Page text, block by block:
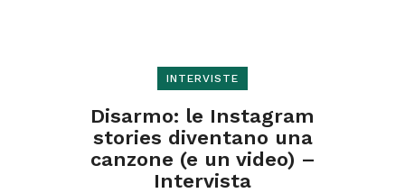
INTERVISTE
Disarmo: le Instagram
stories diventano una
canzone (e un video) –
Intervista